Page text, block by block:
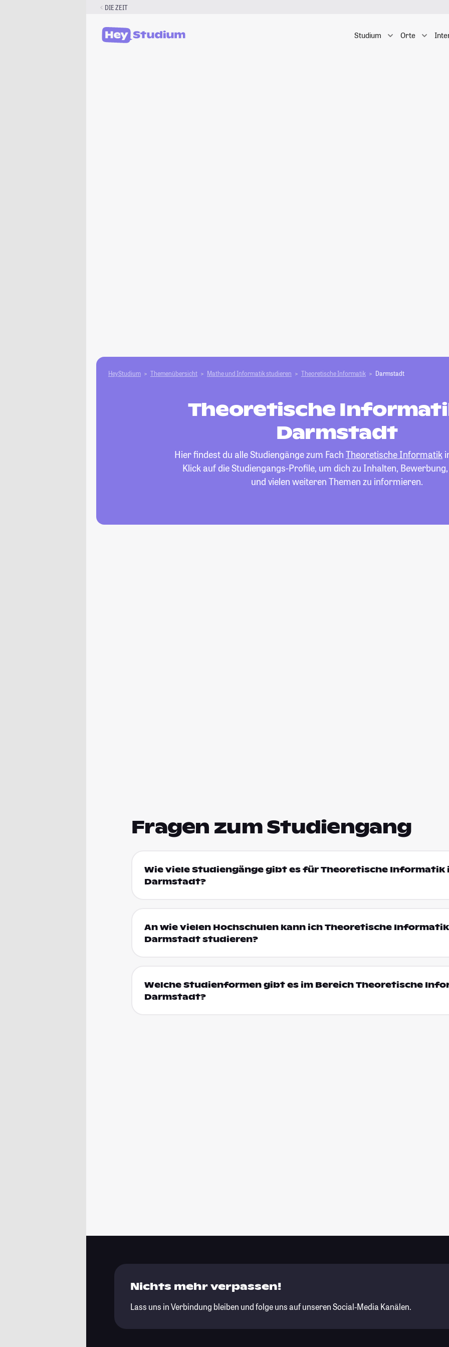
DIE ZEIT
Studium Orte
HeyStudium Themenübersicht Mathe und Informatik studieren Theoretische Informatik Darmstadt
Theoretische
Darmstadt
Hier findest du alle Studiengänge zum Fach Theoretische Informatik
Klick auf die Studiengangs-Profile, um dich zu Inhalten,
und vielen weiteren Themen zu informieren.
Fragen zum Studiengang
Wie viele Studiengänge gibt es für Theoretische Informatik
Darmstadt?
An wie vielen Hochschulen kann ich Theoretische
Darmstadt studieren?
Welche Studienformen gibt es im Bereich Theoretische
Darmstadt?
Nichts mehr verpassen!
Lass uns in Verbindung bleiben und folge uns auf unseren Social-Media Kanälen.